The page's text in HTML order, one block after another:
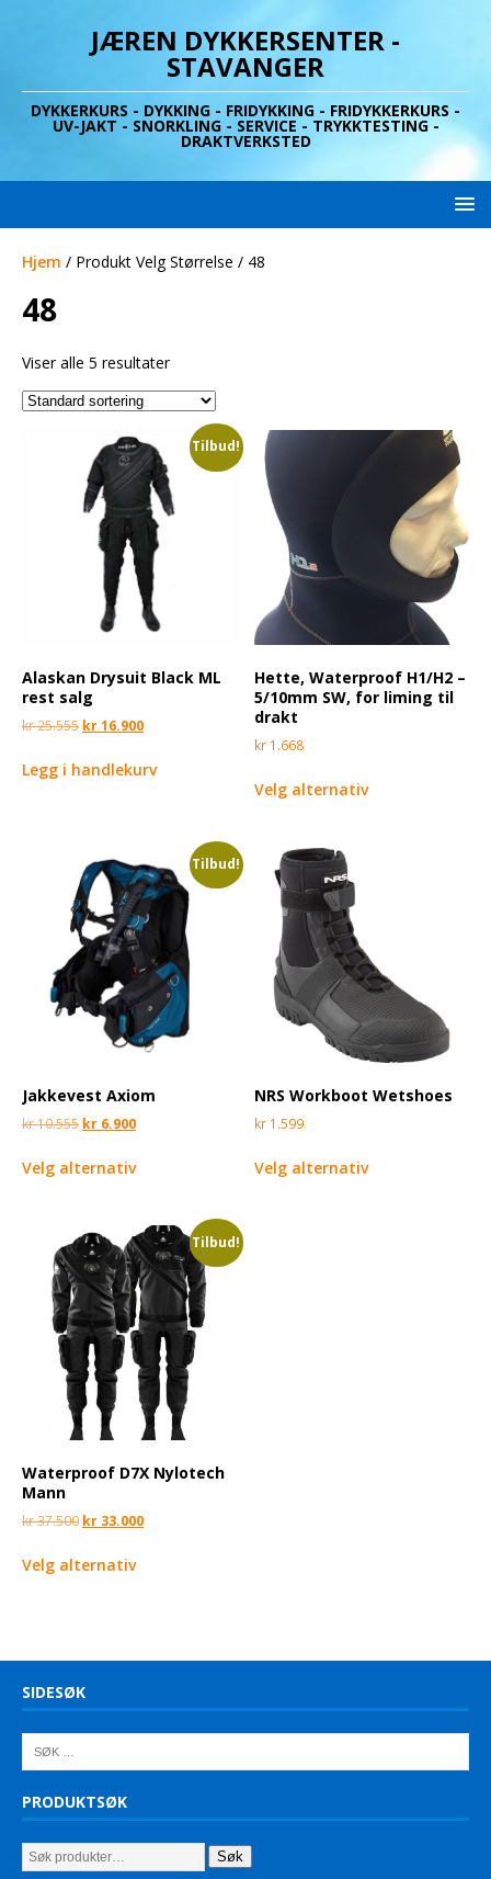
JÆREN DYKKERSENTER -
STAVANGER
DYKKERKURS - DYKKING - FRIDYKKING - FRIDYKKERKURS -
UV-JAKT - SNORKLING - SERVICE - TRYKKTESTING -
DRAKTVERKSTED
Hjem / Produkt Velg Størrelse / 48
48
Viser alle 5 resultater
Tilbud!
Alaskan Drysuit Black ML
rest salg
kr25.555 kr16.900
Legg i handlekurv
Hette, Waterproof H1/H2 –
5/10mm SW, for liming til
drakt
kr 1.668
Velg alternativ
Tilbud!
Jakkevest Axiom
kr10.555 kr 6.900
Velg alternativ
NRS Workboot Wetshoes
kr 1.599
Velg alternativ
Tilbud!
Waterproof D7X Nylotech
Mann
kr37.500 kr 33.000
Velg alternativ
SIDESØK
PRODUKTSØK
Søk